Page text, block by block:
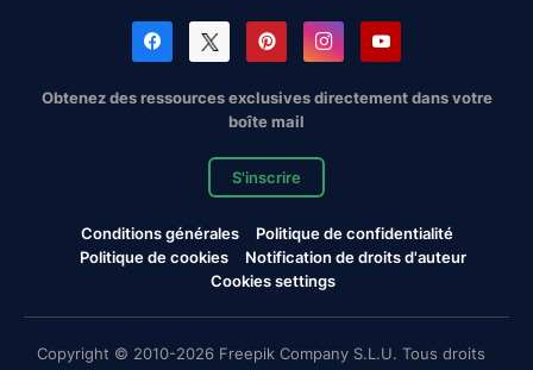
Obtenez des ressources exclusives directement dans votre
boîte mail
S'inscrire
Conditions générales
Politique de confidentialité
Politique de cookies
Notification de droits d'auteur
Cookies settings
Copyright © 2010-2026 Freepik Company S.L.U. Tous droits